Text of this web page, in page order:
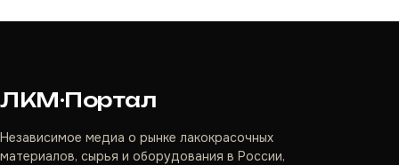
ЛКМ·Портал
Независимое медиа о рынке лакокрасочных
материалов, сырья и оборудования в России,